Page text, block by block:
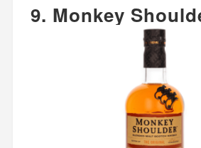
9. Monkey